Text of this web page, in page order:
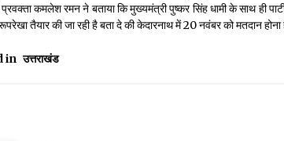
May 11, 2022
कमलेश रमन ने बताया कि मुख्यमंत्री पुष्कर सिंह धामी के साथ ही
तैयार की जा रही है बता दे की केदारनाथ में 20 नवंबर को मतदान
in उत्तराखंड